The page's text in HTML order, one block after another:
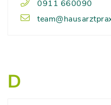
0911 660090
D